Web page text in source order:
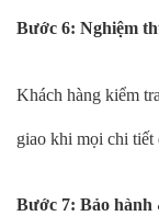
Bước 6: Nghiệm
Khách hàng kiểm
giao khi mọi chi tiết
Bước 7: Bảo